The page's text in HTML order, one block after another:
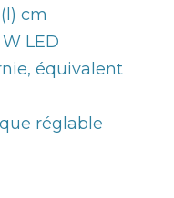
cm
LED
équivalent
réglable